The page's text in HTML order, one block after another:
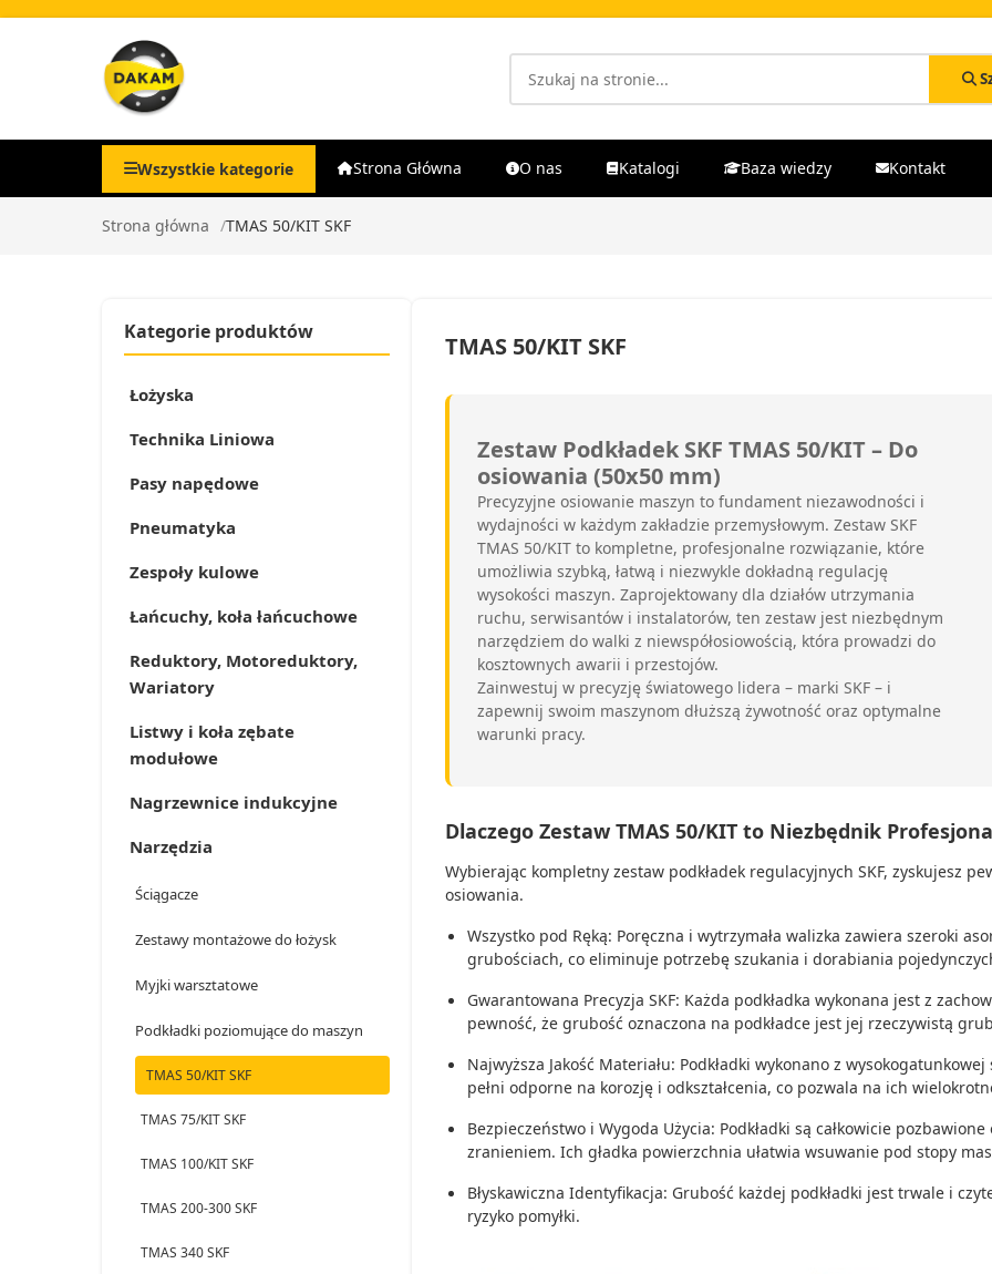
Wszystkie kategorie Strona Główna O nas Katalogi Baza wiedzy Kontakt
Strona główna TMAS 50/KIT SKF
Kategorie produktów
Łożyska
Technika Liniowa
Pasy napędowe
Pneumatyka
Zespoły kulowe
Łańcuchy, koła łańcuchowe
Reduktory, Motoreduktory,
Wariatory
Listwy i koła zębate
modułowe
Nagrzewnice indukcyjne
Narzędzia
Ściągacze
Zestawy montażowe do łożysk
Myjki warsztatowe
Podkładki poziomujące do maszyn
TMAS 50/KIT SKF
TMAS 75/KIT SKF
TMAS 100/KIT SKF
TMAS 200-300 SKF
TMAS 340 SKF
TMAS 50/KIT SKF
Zestaw Podkładek SKF TMAS 50/KIT – Do
osiowania (50x50 mm)
Precyzyjne osiowanie maszyn to fundament niezawodności i
wydajności w każdym zakładzie przemysłowym. Zestaw SKF
TMAS 50/KIT to kompletne, profesjonalne rozwiązanie, które
umożliwia szybką, łatwą i niezwykle dokładną regulację
wysokości maszyn. Zaprojektowany dla działów utrzymania
ruchu, serwisantów i instalatorów, ten zestaw jest niezbędnym
narzędziem do walki z niewspółosiowością, która prowadzi do
kosztownych awarii i przestojów.
Zainwestuj w precyzję światowego lidera – marki SKF – i
zapewnij swoim maszynom dłuższą żywotność oraz optymalne
warunki pracy.
Dlaczego Zestaw TMAS 50/KIT to Niezbędnik
Wybierając kompletny zestaw podkładek regulacyjnych SKF, zyskujesz
osiowania.
Wszystko pod Ręką: Poręczna i wytrzymała walizka zawiera szeroki
grubościach, co eliminuje potrzebę szukania i dorabiania
Gwarantowana Precyzja SKF: Każda podkładka wykonana jest z
pewność, że grubość oznaczona na podkładce jest jej rzeczywistą
Najwyższa Jakość Materiału: Podkładki wykonano z
pełni odporne na korozję i odkształcenia, co pozwala na ich
Bezpieczeństwo i Wygoda Użycia: Podkładki są całkowicie
zranieniem. Ich gładka powierzchnia ułatwia wsuwanie pod stopy
Błyskawiczna Identyfikacja: Grubość każdej podkładki jest trwale i
ryzyko pomyłki.